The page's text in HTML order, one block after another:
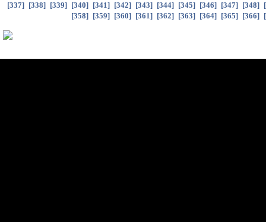
[337] [338] [339] [340] [341] [342] [343] [344] [345] [346] [347] [348] [
[358] [359] [360] [361] [362] [363] [364] [365] [366] [